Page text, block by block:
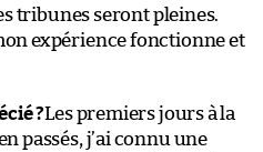
tribunes seront pleines.
expérience fonctionne et
?Les premiers jours à la
passés, j’ai connu une